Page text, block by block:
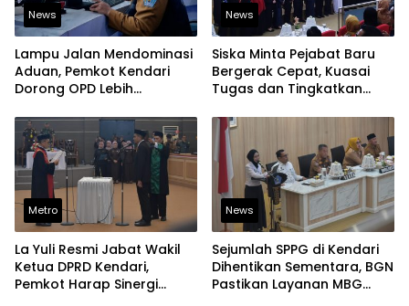
News
Lampu Jalan Mendominasi
Aduan, Pemkot Kendari
Dorong OPD Lebih
Laporan Warga
News
Siska Minta Pejabat Baru
Bergerak Cepat, Kuasai
Tugas dan Tingkatkan
Metro
La Yuli Resmi Jabat Wakil
Ketua DPRD Kendari,
Pemkot Harap Sinergi
News
Sejumlah SPPG di Kendari
Dihentikan Sementara, BGN
Pastikan Layanan MBG